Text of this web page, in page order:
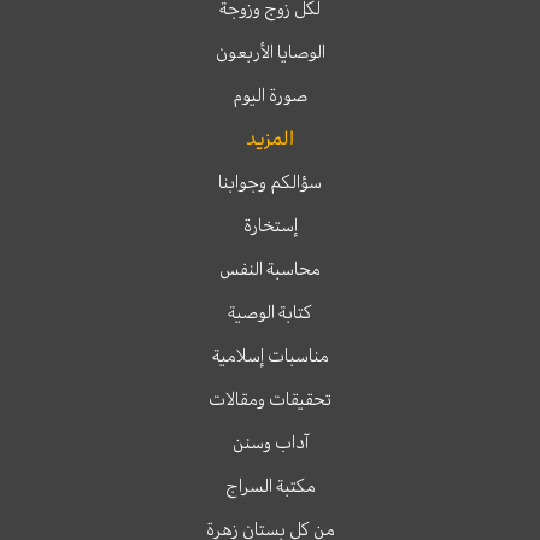
لكل زوج وزوجة
الوصايا الأربعون
صورة اليوم
المزيد
سؤالكم وجوابنا
إستخارة
محاسبة النفس
كتابة الوصية
مناسبات إسلامية
تحقيقات ومقالات
آداب وسنن
مكتبة السراج
من كل بستان زهرة